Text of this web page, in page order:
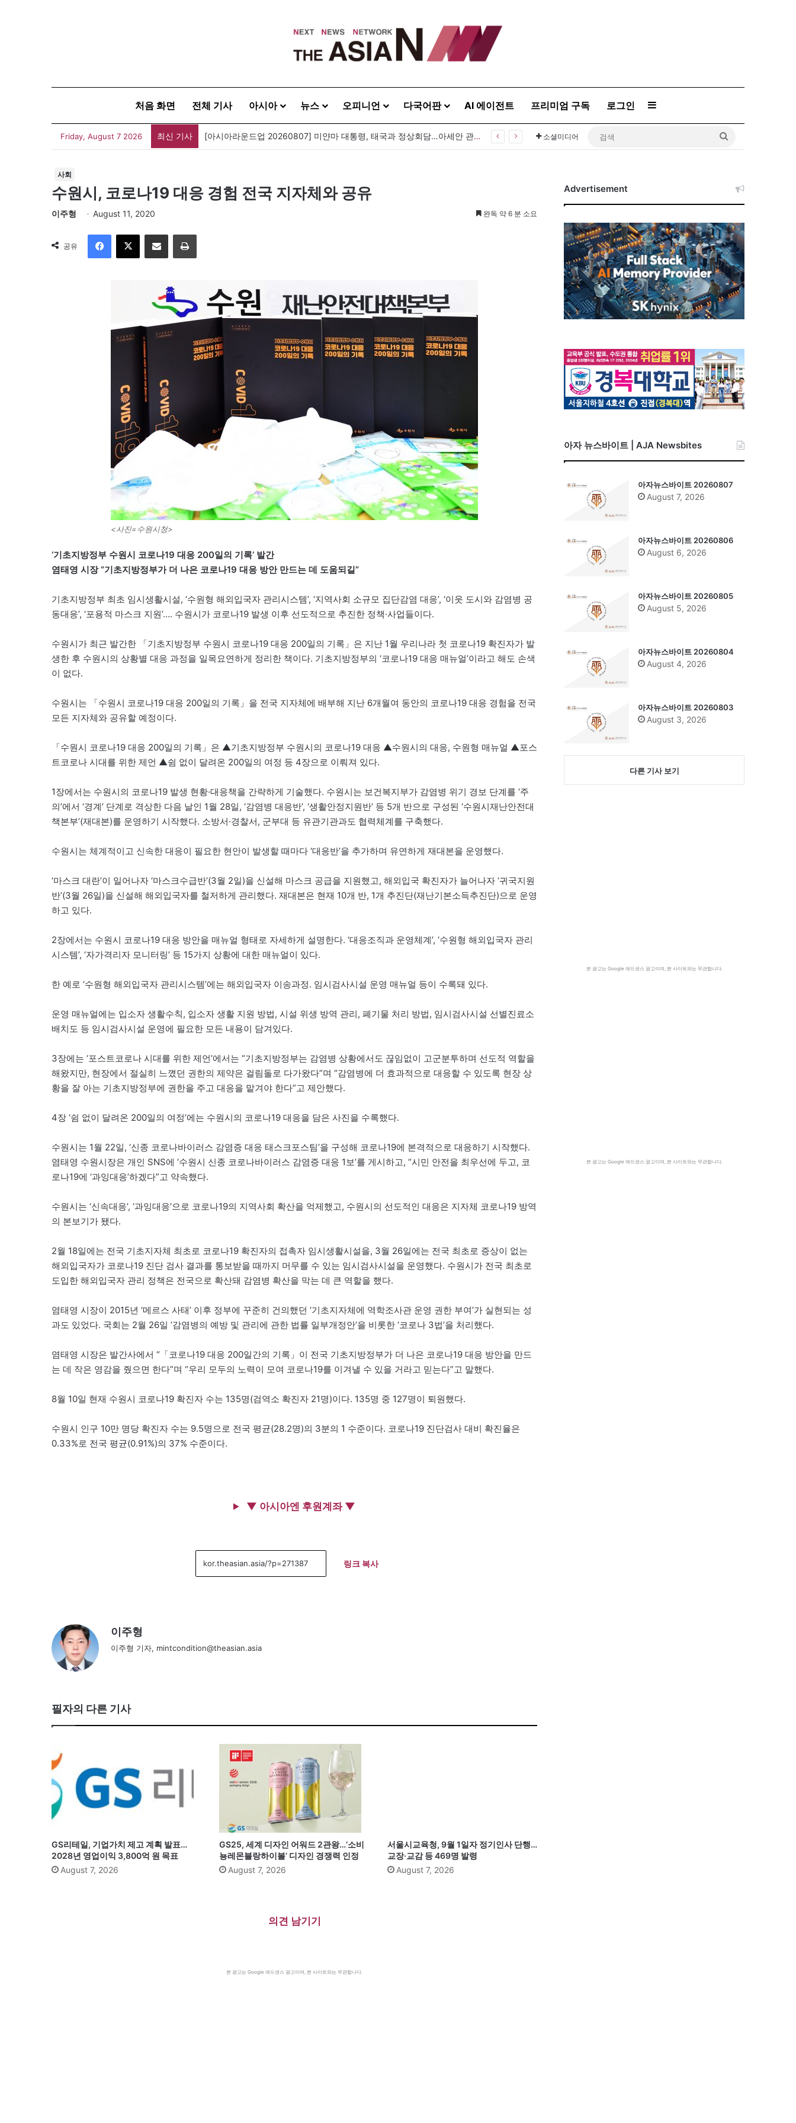
처음 화면 전체 기사 아시아 뉴스 오피니언 다국어판 AI 에이전트 프리미엄 구독 로그인 Sidebar
Friday, August 7 2026 최신 기사 [아시아라운드업 20260807] 미얀마 대통령, 태국과 정상회담…아세안 관계개선 모색 소셜미디어
사회
수원시, 코로나19 대응 경험 전국 지자체와 공유
이주형 August 11, 2020 완독 약 6 분 소요
공유
이메일
<사진=수원시청>
‘기초지방정부 수원시 코로나19 대응 200일의 기록’ 발간
염태영 시장 “기초지방정부가 더 나은 코로나19 대응 방안 만드는 데 도움되길”
기초지방정부 최초 임시생활시설, ‘수원형 해외입국자 관리시스템’, ‘지역사회 소규모 집단감염 대응’, ‘이웃 도시와 감염병 공
동대응’, ‘포용적 마스크 지원’…. 수원시가 코로나19 발생 이후 선도적으로 추진한 정책·사업들이다.
수원시가 최근 발간한 「기초지방정부 수원시 코로나19 대응 200일의 기록」은 지난 1월 우리나라 첫 코로나19 확진자가 발
생한 후 수원시의 상황별 대응 과정을 일목요연하게 정리한 책이다. 기초지방정부의 ‘코로나19 대응 매뉴얼’이라고 해도 손색
이 없다.
수원시는 「수원시 코로나19 대응 200일의 기록」을 전국 지자체에 배부해 지난 6개월여 동안의 코로나19 대응 경험을 전국
모든 지자체와 공유할 예정이다.
「수원시 코로나19 대응 200일의 기록」은 ▲기초지방정부 수원시의 코로나19 대응 ▲수원시의 대응, 수원형 매뉴얼 ▲포스
트코로나 시대를 위한 제언 ▲쉼 없이 달려온 200일의 여정 등 4장으로 이뤄져 있다.
1장에서는 수원시의 코로나19 발생 현황·대응책을 간략하게 기술했다. 수원시는 보건복지부가 감염병 위기 경보 단계를 ‘주
의’에서 ‘경계’ 단계로 격상한 다음 날인 1월 28일, ‘감염병 대응반’, ‘생활안정지원반’ 등 5개 반으로 구성된 ‘수원시재난안전대
책본부’(재대본)를 운영하기 시작했다. 소방서·경찰서, 군부대 등 유관기관과도 협력체계를 구축했다.
수원시는 체계적이고 신속한 대응이 필요한 현안이 발생할 때마다 ‘대응반’을 추가하며 유연하게 재대본을 운영했다.
‘마스크 대란’이 일어나자 ‘마스크수급반’(3월 2일)을 신설해 마스크 공급을 지원했고, 해외입국 확진자가 늘어나자 ‘귀국지원
반’(3월 26일)을 신설해 해외입국자를 철저하게 관리했다. 재대본은 현재 10개 반, 1개 추진단(재난기본소득추진단)으로 운영
하고 있다.
2장에서는 수원시 코로나19 대응 방안을 매뉴얼 형태로 자세하게 설명한다. ‘대응조직과 운영체계’, ‘수원형 해외입국자 관리
시스템’, ‘자가격리자 모니터링’ 등 15가지 상황에 대한 매뉴얼이 있다.
한 예로 ‘수원형 해외입국자 관리시스템’에는 해외입국자 이송과정. 임시검사시설 운영 매뉴얼 등이 수록돼 있다.
운영 매뉴얼에는 입소자 생활수칙, 입소자 생활 지원 방법, 시설 위생 방역 관리, 폐기물 처리 방법, 임시검사시설 선별진료소
배치도 등 임시검사시설 운영에 필요한 모든 내용이 담겨있다.
3장에는 ‘포스트코로나 시대를 위한 제언’에서는 “기초지방정부는 감염병 상황에서도 끊임없이 고군분투하며 선도적 역할을
해왔지만, 현장에서 절실히 느꼈던 권한의 제약은 걸림돌로 다가왔다”며 “감염병에 더 효과적으로 대응할 수 있도록 현장 상
황을 잘 아는 기초지방정부에 권한을 주고 대응을 맡겨야 한다”고 제안했다.
4장 ‘쉼 없이 달려온 200일의 여정’에는 수원시의 코로나19 대응을 담은 사진을 수록했다.
수원시는 1월 22일, ‘신종 코로나바이러스 감염증 대응 태스크포스팀’을 구성해 코로나19에 본격적으로 대응하기 시작했다.
염태영 수원시장은 개인 SNS에 ‘수원시 신종 코로나바이러스 감염증 대응 1보’를 게시하고, “시민 안전을 최우선에 두고, 코
로나19에 ‘과잉대응’하겠다”고 약속했다.
수원시는 ‘신속대응’, ‘과잉대응’으로 코로나19의 지역사회 확산을 억제했고, 수원시의 선도적인 대응은 지자체 코로나19 방역
의 본보기가 됐다.
2월 18일에는 전국 기초지자체 최초로 코로나19 확진자의 접촉자 임시생활시설을, 3월 26일에는 전국 최초로 증상이 없는
해외입국자가 코로나19 진단 검사 결과를 통보받을 때까지 머무를 수 있는 임시검사시설을 운영했다. 수원시가 전국 최초로
도입한 해외입국자 관리 정책은 전국으로 확산돼 감염병 확산을 막는 데 큰 역할을 했다.
염태영 시장이 2015년 ‘메르스 사태’ 이후 정부에 꾸준히 건의했던 ‘기초지자체에 역학조사관 운영 권한 부여’가 실현되는 성
과도 있었다. 국회는 2월 26일 ‘감염병의 예방 및 관리에 관한 법률 일부개정안’을 비롯한 ‘코로나 3법’을 처리했다.
염태영 시장은 발간사에서 “「코로나19 대응 200일간의 기록」이 전국 기초지방정부가 더 나은 코로나19 대응 방안을 만드
는 데 작은 영감을 줬으면 한다”며 “우리 모두의 노력이 모여 코로나19를 이겨낼 수 있을 거라고 믿는다”고 말했다.
8월 10일 현재 수원시 코로나19 확진자 수는 135명(검역소 확진자 21명)이다. 135명 중 127명이 퇴원했다.
수원시 인구 10만 명당 확진자 수는 9.5명으로 전국 평균(28.2명)의 3분의 1 수준이다. 코로나19 진단검사 대비 확진율은
0.33%로 전국 평균(0.91%)의 37% 수준이다.
▼ 아시아엔 후원계좌 ▼
링크 복사
이주형
이주형 기자, mintcondition@theasian.asia
필자의 다른 기사
GS리테일, 기업가치 제고 계획 발표…
2028년 영업이익 3,800억 원 목표
August 7, 2026
GS25, 세계 디자인 어워드 2관왕…‘소비
뇽레몬블랑하이볼’ 디자인 경쟁력 인정
August 7, 2026
서울시교육청, 9월 1일자 정기인사 단행…
교장·교감 등 469명 발령
August 7, 2026
의견 남기기
본 광고는 Google 애드센스 광고이며, 본 사이트와는 무관합니다.
Advertisement
아자 뉴스바이트 | AJA Newsbites
아자뉴스바이트 20260807
August 7, 2026
아자뉴스바이트 20260806
August 6, 2026
아자뉴스바이트 20260805
August 5, 2026
아자뉴스바이트 20260804
August 4, 2026
아자뉴스바이트 20260803
August 3, 2026
다른 기사 보기
본 광고는 Google 애드센스 광고이며, 본 사이트와는 무관합니다.
본 광고는 Google 애드센스 광고이며, 본 사이트와는 무관합니다.